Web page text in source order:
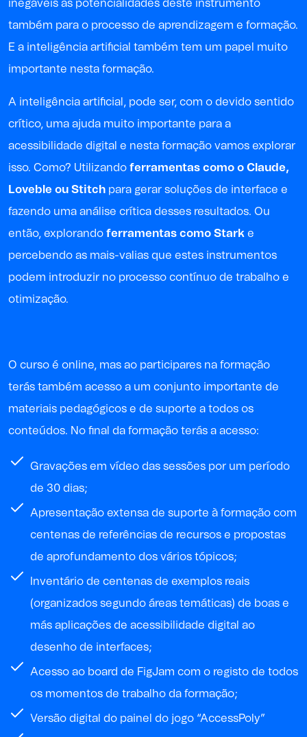
inegáveis as potencialidades deste instrumento
também para o processo de aprendizagem e formação.
E a inteligência artificial também tem um papel muito
importante nesta formação.
A inteligência artificial, pode ser, com o devido sentido
crítico, uma ajuda muito importante para a
acessibilidade digital e nesta formação vamos explorar
isso. Como? Utilizando ferramentas como o Claude,
Loveble ou Stitch para gerar soluções de interface e
fazendo uma análise crítica desses resultados. Ou
então, explorando ferramentas como Stark e
percebendo as mais-valias que estes instrumentos
podem introduzir no processo contínuo de trabalho e
otimização.
O curso é online, mas ao participares na formação
terás também acesso a um conjunto importante de
materiais pedagógicos e de suporte a todos os
conteúdos. No final da formação terás a acesso:
Gravações em vídeo das sessões por um período
de 30 dias;
Apresentação extensa de suporte à formação com
centenas de referências de recursos e propostas
de aprofundamento dos vários tópicos;
Inventário de centenas de exemplos reais
(organizados segundo áreas temáticas) de boas e
más aplicações de acessibilidade digital ao
desenho de interfaces;
Acesso ao board de FigJam com o registo de todos
os momentos de trabalho da formação;
Versão digital do painel do jogo “AccessPoly”